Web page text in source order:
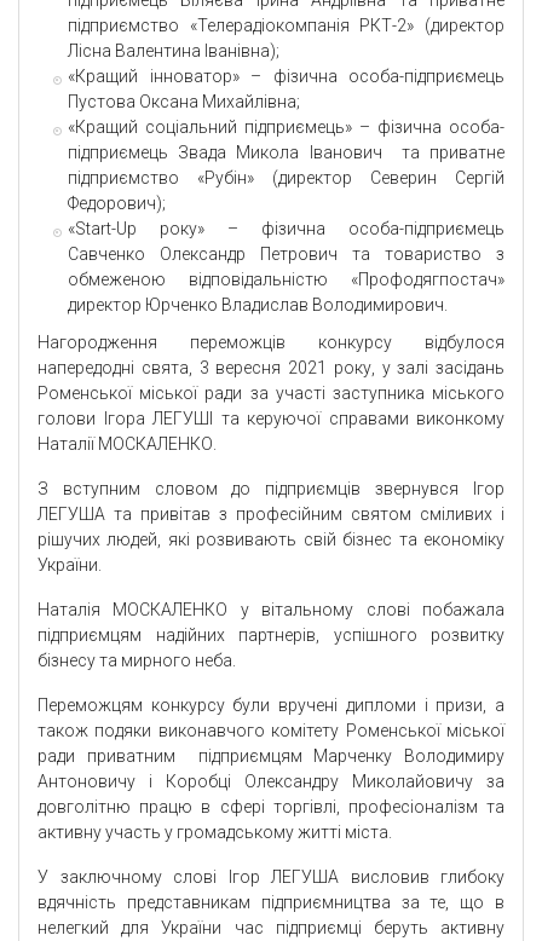
підприємство «Телерадіокомпанія РКТ-2» (директор
Лісна Валентина Іванівна);
«Кращий інноватор» – фізична особа-підприємець
Пустова Оксана Михайлівна;
«Кращий соціальний підприємець» – фізична особа-
підприємець Звада Микола Іванович та приватне
підприємство «Рубін» (директор Северин Сергій
Федорович);
«Start-Up року» – фізична особа-підприємець
Савченко Олександр Петрович та товариство з
обмеженою відповідальністю «Профодягпостач»
директор Юрченко Владислав Володимирович.
Нагородження переможців конкурсу відбулося
напередодні свята, 3 вересня 2021 року, у залі засідань
Роменської міської ради за участі заступника міського
голови Ігора ЛЕГУШІ та керуючої справами виконкому
Наталії МОСКАЛЕНКО.
З вступним словом до підприємців звернувся Ігор
ЛЕГУША та привітав з професійним святом сміливих і
рішучих людей, які розвивають свій бізнес та економіку
України.
Наталія МОСКАЛЕНКО у вітальному слові побажала
підприємцям надійних партнерів, успішного розвитку
бізнесу та мирного неба.
Переможцям конкурсу були вручені дипломи і призи, а
також подяки виконавчого комітету Роменської міської
ради приватним підприємцям Марченку Володимиру
Антоновичу і Коробці Олександру Миколайовичу за
довголітню працю в сфері торгівлі, професіоналізм та
активну участь у громадському житті міста.
У заключному слові Ігор ЛЕГУША висловив глибоку
вдячність представникам підприємництва за те, що в
нелегкий для України час підприємці беруть активну